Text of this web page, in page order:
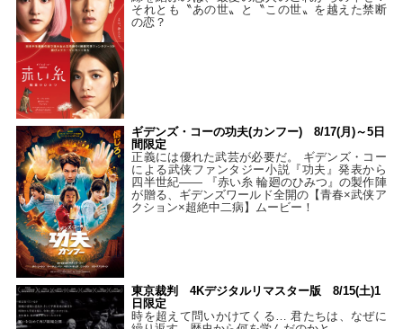
それとも〝あの世〟と〝この世〟を越えた禁断
の恋？
ギデンズ・コーの功夫(カンフー) 8/17(月)～5日
間限定
正義には優れた武芸が必要だ。 ギデンズ・コー
による武侠ファンタジー小説『功夫』発表から
四半世紀―― 『赤い糸 輪廻のひみつ』の製作陣
が贈る、ギデンズワールド全開の【青春×武侠ア
クション×超絶中二病】ムービー！
東京裁判 4Kデジタルリマスター版 8/15(土)1
日限定
時を超えて問いかけてくる… 君たちは、なぜに